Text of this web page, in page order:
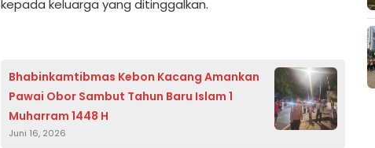
kepada keluarga yang ditinggalkan.
Bhabinkamtibmas Kebon Kacang Amankan
Pawai Obor Sambut Tahun Baru Islam 1
Muharram 1448 H
Juni 16, 2026